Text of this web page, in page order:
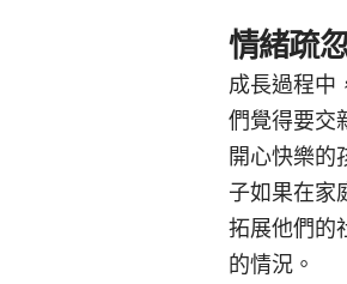
情緒疏
成長過程中
們覺得要交
開心快樂的
子如果在家
拓展他們的
的情況。